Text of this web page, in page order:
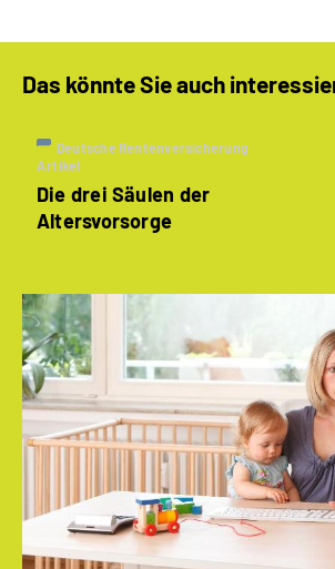
Das könnte Sie auch
Deutsche Rentenversicherung
Artikel
Die drei Säulen der
Altersvorsorge